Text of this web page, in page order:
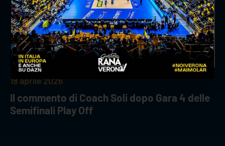
18 aprile 2026
Il commento di Coach Soli dopo Gara 4 delle
Semifinali Play Off